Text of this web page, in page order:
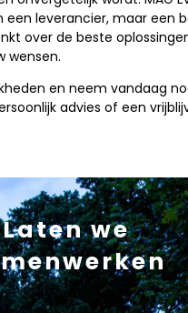
een leverancier, maar een
over de beste
wensen.
en neem vandaag
advies of een
Laten we